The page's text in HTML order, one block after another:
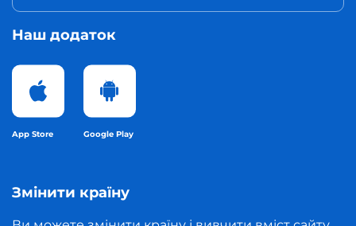
Наш додаток
App Store Google Play
Змінити країну